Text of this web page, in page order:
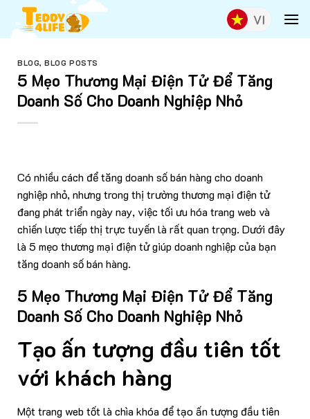
content
BLOG,BLOG POSTS
5 Mẹo Thương Mại Điện Tử Để Tăng
Doanh Số Cho Doanh Nghiệp Nhỏ
Có nhiều cách để tăng doanh số bán hàng cho doanh
nghiệp nhỏ, nhưng trong thị trường thương mại điện tử
đang phát triển ngày nay, việc tối ưu hóa trang web và
chiến lược tiếp thị trực tuyến là rất quan trọng. Dưới đây
là 5 mẹo thương mại điện tử giúp doanh nghiệp của bạn
tăng doanh số bán hàng.
5 Mẹo Thương Mại Điện Tử Để Tăng
Doanh Số Cho Doanh Nghiệp Nhỏ
Tạo ấn tượng đầu tiên tốt
với khách hàng
Một trang web tốt là chìa khóa để tạo ấn tượng đầu tiên